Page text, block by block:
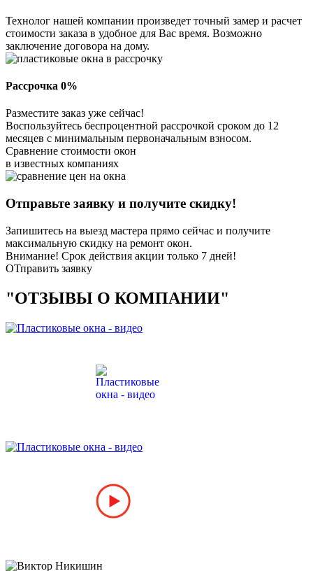
Технолог нашей компании произведет точный замер и расчет
стоимости заказа в удобное для Вас время. Возможно
заключение договора на дому.
Рассрочка 0%
Разместите заказ уже сейчас!
Воспользуйтесь беспроцентной рассрочкой сроком до 12
месяцев с минимальным первоначальным взносом.
Сравнение стоимости окон
в известных компаниях
Отправьте заявку и получите скидку!
Запишитесь на выезд мастера прямо сейчас и получите
максимальную скидку на ремонт окон.
Внимание! Срок действия акции только 7 дней!
ОТправить заявку
"ОТЗЫВЫ О КОМПАНИИ"